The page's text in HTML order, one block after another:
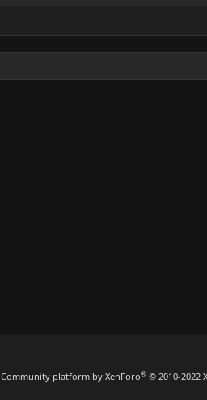
Community platform by XenForo® © 2010-2022